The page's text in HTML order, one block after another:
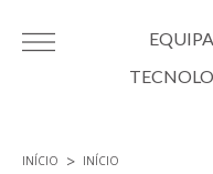
INÍCIO INÍCIO